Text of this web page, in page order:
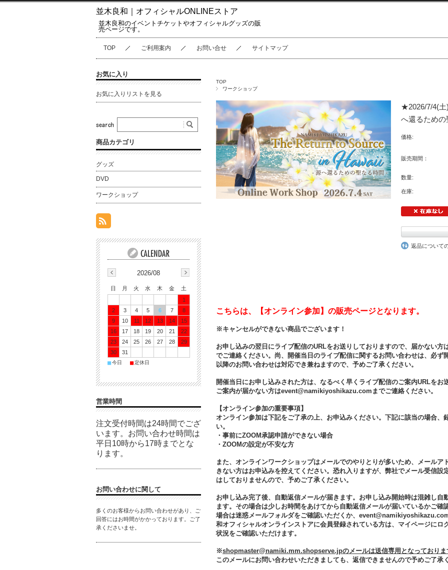
並木良和｜オフィシャルONLINEストア
並木良和のイベントチケットやオフィシャルグッズの販
売ページです。
TOP ご利用案内 お問い合せ サイトマップ
TOP
ワークショップ
★2026/7/4(土
へ還るための
価格:
販売期間：
数量:
在庫:
返品について
こちらは、【オンライン参加】の販売ページとなります。
※キャンセルができない商品でございます！
お申し込みの翌日にライブ配信のURLをお送りしておりますので、届かない
でご連絡ください。尚、開催当日のライブ配信に関するお問い合わせは、必ず
以降のお問い合わせは対応でき兼ねますので、予めご了承ください。
開催当日にお申し込みされた方は、なるべく早くライブ配信のご案内URLをお
ご案内が届かない方はevent@namikiyoshikazu.comまでご連絡ください。
【オンライン参加の重要事項】
オンライン参加は下記をご了承の上、お申込みください。下記に該当の場合、
い。
・事前にZOOM承認申請ができない場合
・ZOOMの設定が不安な方
また、オンラインワークショップはメールでのやりとりが多いため、メール
きない方はお申込みを控えてください。恐れ入りますが、弊社でメール受信
はしておりませんので、予めご了承ください。
お申し込み完了後、自動返信メールが届きます。お申し込み開始時は混雑し自
ます。その場合は少しお時間をあけてから自動返信メールが届いているかご
場合は迷惑メールフォルダをご確認いただくか、
和オフィシャルオンラインストアに会員登録されている方は、マイページにロ
状況をご確認いただけます。
※shopmaster@namiki.mm.shopserve.jpのメールは送信専用となっておりま
このメールにお問い合わせいただきましても、返信できませんので予めご了承
お気に入り
お気に入りリストを見る
商品カテゴリ
グッズ
DVD
ワークショップ
2026/08
日 月 火 水 木 金
土
1
2
3 4 5 6 7
8
9
10 11 12 13 14
15
16
17 18 19 20 21
22
23
24 25 26 27 28
29
30
31
■今日 ■定休日
営業時間
注文受付時間は24時間でござ
います。お問い合わせ時間は
平日10時から17時までとな
ります。
お問い合わせに関して
多くのお客様からお問い合わせがあり、ご
回答にはお時間がかかっております。ご了
承くださいませ。